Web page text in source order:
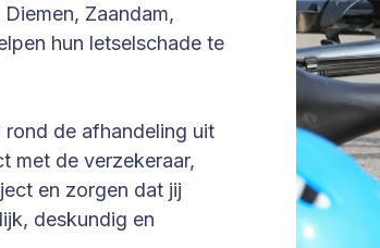
Zaandam,
hun letselschade te
rond de afhandeling uit
met de verzekeraar,
en zorgen dat jij
deskundig en